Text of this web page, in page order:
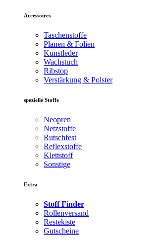
Accessoires
Taschenstoffe
Planen & Folien
Kunstleder
Wachstuch
Ribstop
Verstärkung & Polster
spezielle Stoffe
Neopren
Netzstoffe
Rutschfest
Reflexstoffe
Klettstoff
Sonstige
Extra
Stoff Finder
Rollenversand
Restekiste
Gutscheine